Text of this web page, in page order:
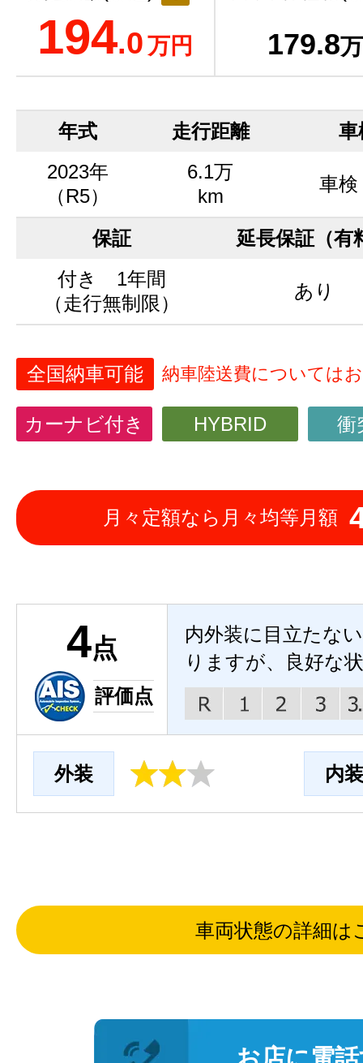
194.0万円 179.8
年式 走行距離
車
2023年
（R5）
6.1万
km
車検
保証
延長保証（有
付き 1年間
（走行無制限）
あり
全国納車可能 納車陸送費については
カーナビ付き HYBRID 衝
月々定額なら月々均等月額
4点
評価点
内外装に目立たな
りますが、良好な
外装 内装
車両状態の詳細は